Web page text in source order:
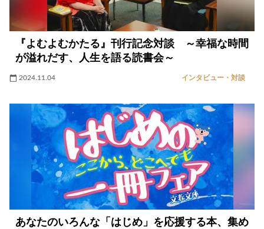
『よむよむかたる』刊行記念対談 ～幸福な時間
が溢れだす、人生を語る読書会～
2024.11.04 インタビュー・対談
あなたのいろんな「はじめ」を応援する本、集め